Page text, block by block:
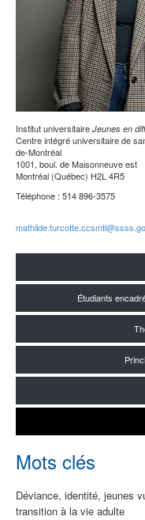
Institut universitaire Jeunes en
Centre intégré universitaire de
de-Montréal
1001, boul. de Maisonneuve est
Montréal (Québec) H2L 4R5
Téléphone : 514 896-3575
Étudiants
Mots clés
Déviance, identité, jeunes
transition à la vie adulte